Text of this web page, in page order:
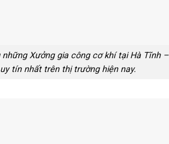
Xưởng gia công cơ khí tại Hà Tĩnh –
tín nhất trên thị trường hiện nay.